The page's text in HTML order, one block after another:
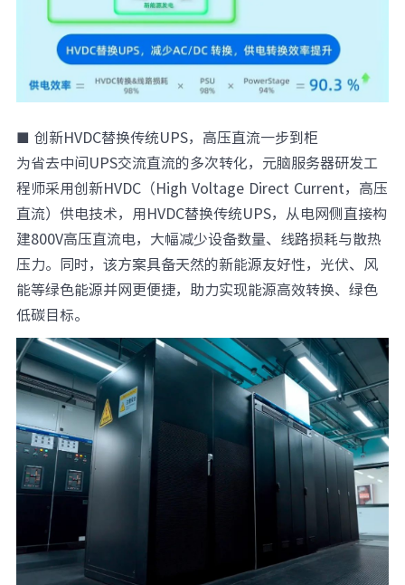
■ 创新HVDC替换传统UPS，高压直流一步到柜
为省去中间UPS交流直流的多次转化，元脑服务器研发工
程师采用创新HVDC（High Voltage Direct Current，高压
直流）供电技术，用HVDC替换传统UPS，从电网侧直接构
建800V高压直流电，大幅减少设备数量、线路损耗与散热
压力。同时，该方案具备天然的新能源友好性，光伏、风
能等绿色能源并网更便捷，助力实现能源高效转换、绿色
低碳目标。